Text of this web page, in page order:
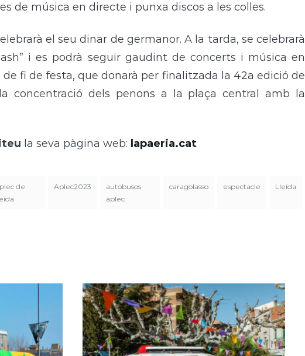
de música en directe i punxa discos a les colles.
el seu dinar de germanor. A la tarda, se celebrarà
i es podrà seguir gaudint de concerts i música en
fi de festa, que donarà per finalitzada la 42a edició de
concentració dels penons a la plaça central amb la
la seva pàgina web: lapaeria.cat
de
Aplec2023
autobusos
aplec
caragolasso espectacle Lleida